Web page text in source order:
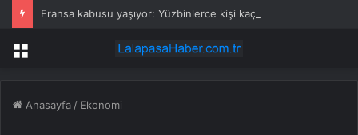
Menü
Anasayfa / Ekonomi